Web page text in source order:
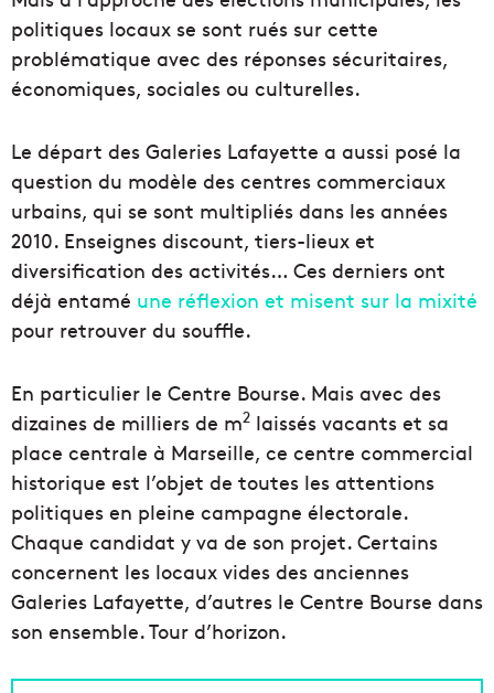
politiques locaux se sont rués sur cette
problématique avec des réponses sécuritaires,
économiques, sociales ou culturelles.
Le départ des Galeries Lafayette a aussi posé la
question du modèle des centres commerciaux
urbains, qui se sont multipliés dans les années
2010. Enseignes discount, tiers-lieux et
diversification des activités… Ces derniers ont
déjà entamé une réflexion et misent sur la mixité
pour retrouver du souffle.
En particulier le Centre Bourse. Mais avec des
dizaines de milliers de m2 laissés vacants et sa
place centrale à Marseille, ce centre commercial
historique est l’objet de toutes les attentions
politiques en pleine campagne électorale.
Chaque candidat y va de son projet. Certains
concernent les locaux vides des anciennes
Galeries Lafayette, d’autres le Centre Bourse dans
son ensemble. Tour d’horizon.